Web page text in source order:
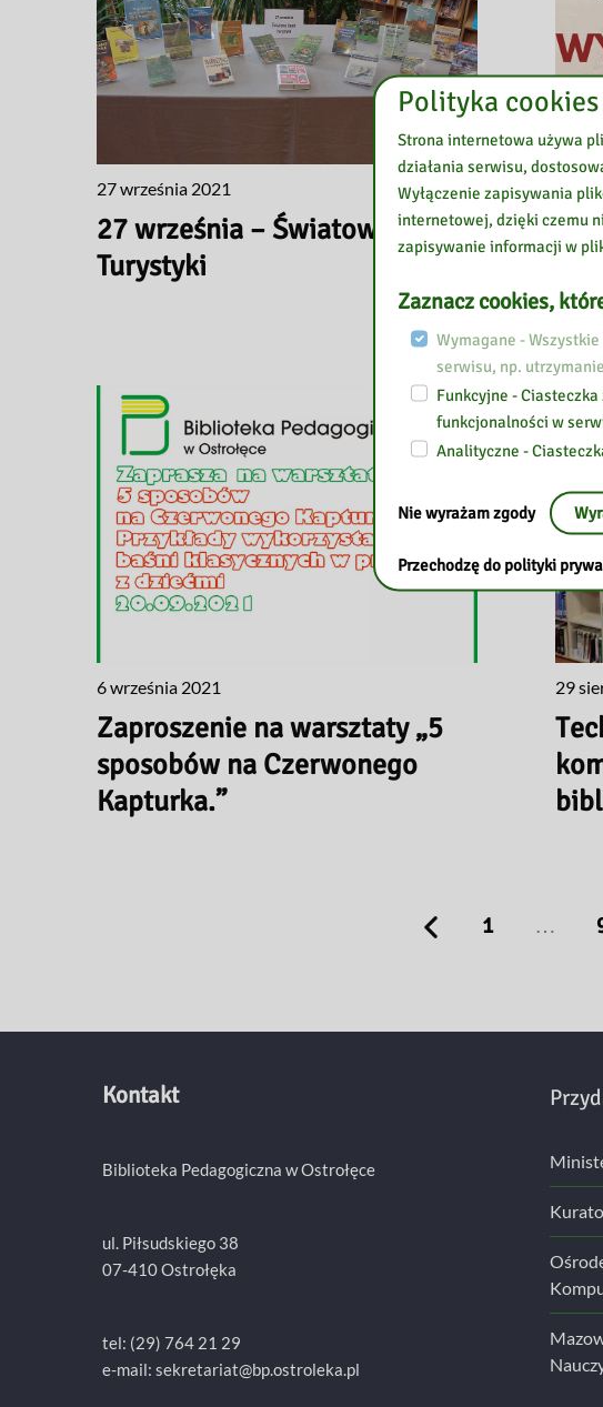
27 września 2021
27 września – Światowy Dzień
Turystyki
24
6 września 2021
Zaproszenie na warsztaty „5
sposobów na Czerwonego
Kapturka.”
29
1 …
Kontakt
Biblioteka Pedagogiczna w Ostrołęce
ul. Piłsudskiego 38
07-410 Ostrołęka
tel: (29) 764 21 29
e-mail: sekretariat@bp.ostroleka.pl
Polityka
Strona internetowa używa
działania serwisu,
Wyłączenie zapisywania
internetowej, dzięki czemu
zapisywanie informacji w
Zaznacz cookies,
Wymagane -
serwisu, np.
Funkcyjne -
funkcjonalności w
Analityczne -
Nie wyrażam zgody
Przechodzę do polityki